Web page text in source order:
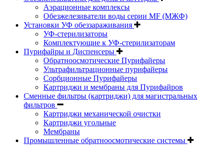
Аэрационные комплексы
Обезжелезиватели воды серии MF (МЖФ)
Установки УФ обеззараживания
УФ-стерилизаторы
Комплектующие к УФ-стерилизаторам
Пурифайры и Диспенсеры
Обратноосмотические Пурифайеры
Ультрафильтрационные пурифайеры
Сорбционные Пурифайеры
Картриджи и мембраны для Пурифайров
Сменные фильтры (картриджи) для магистральных
фильтров
Картриджи механической очистки
Картриджи угольные
Мембраны
Промышленные обратноосмотические системы